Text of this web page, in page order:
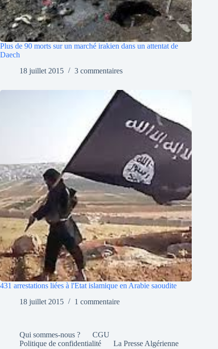
Plus de 90 morts sur un marché irakien dans un attentat de
Daech
18 juillet 2015
3 commentaires
431 arrestations liées à l'Etat islamique en Arabie saoudite
18 juillet 2015
1 commentaire
Qui sommes-nous ?
CGU
Politique de confidentialité
La Presse Algérienne